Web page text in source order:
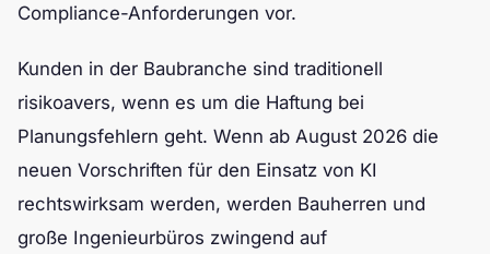
Compliance-Anforderungen vor.
Kunden in der Baubranche sind traditionell
risikoavers, wenn es um die Haftung bei
Planungsfehlern geht. Wenn ab August 2026 die
neuen Vorschriften für den Einsatz von KI
rechtswirksam werden, werden Bauherren und
große Ingenieurbüros zwingend auf